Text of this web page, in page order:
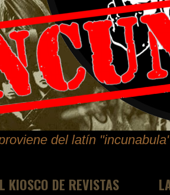
del latín
KIOSCO DE REVISTAS